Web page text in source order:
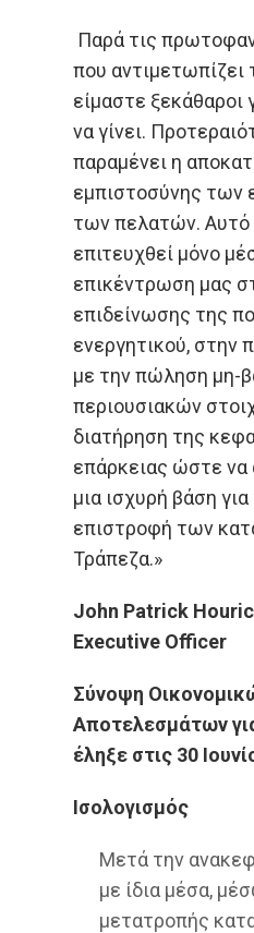
Παρά τις
που αντιμετωπίζει
είμαστε ξεκάθαροι
να γίνει.
παραμένει η
εμπιστοσύνης των
των πελατών. Αυτό
επιτευχθεί μόνο
επικέντρωση μας
επιδείνωσης της
ενεργητικού, στην
με την πώληση μη-
περιουσιακών
διατήρηση της
επάρκειας ώστε να
μια ισχυρή βάση
επιστροφή των
Τράπεζα.»
John Patrick
Executive Officer
Σύνοψη
Αποτελεσμάτων
έληξε στις 30
Ισολογισμός
Μετά την
με ίδια μέσα,
μετατροπής